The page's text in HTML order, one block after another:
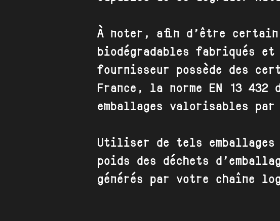
À noter, afin d’être
biodégradables fabriqués et
fournisseur possède des
France, la norme EN 13
emballages valorisables par
Utiliser de tels emballages
poids des déchets
générés par votre chaîne